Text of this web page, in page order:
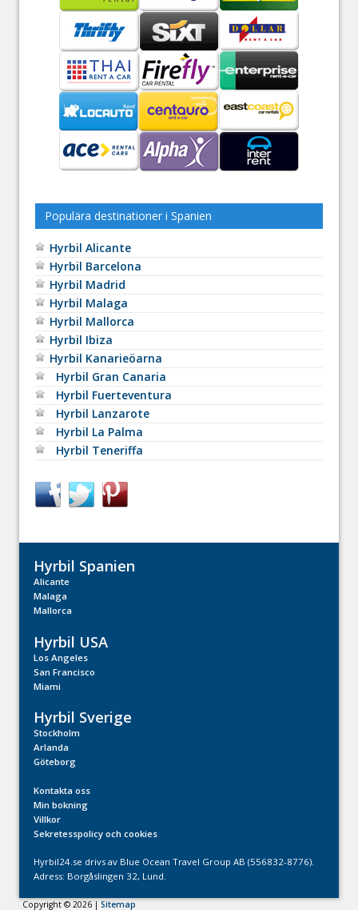
Populära destinationer i Spanien
Hyrbil Alicante
Hyrbil Barcelona
Hyrbil Madrid
Hyrbil Malaga
Hyrbil Mallorca
Hyrbil Ibiza
Hyrbil Kanarieöarna
Hyrbil Gran Canaria
Hyrbil Fuerteventura
Hyrbil Lanzarote
Hyrbil La Palma
Hyrbil Teneriffa
Hyrbil Spanien
Alicante
Malaga
Mallorca
Hyrbil USA
Los Angeles
San Francisco
Miami
Hyrbil Sverige
Stockholm
Arlanda
Göteborg
Kontakta oss
Min bokning
Villkor
Sekretesspolicy och cookies
Hyrbil24.se drivs av Blue Ocean Travel Group AB (556832-8776).
Adress: Borgåslingen 32, Lund.
Copyright © 2026 |Sitemap